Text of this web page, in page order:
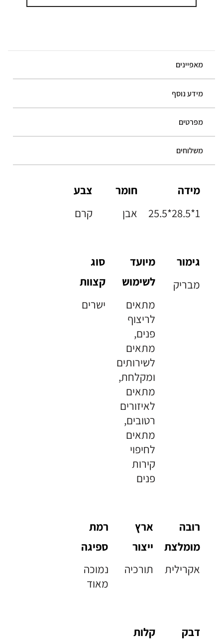
מאפיינים
מידע נוסף
מפרטים
משלוחים
מידה
25.5*28.5*1
חומר
אבן
צבע
קרם
גימור
מבריק
מיועד
לשימוש
מתאים
לריצוף
פנים,
מתאים
לשירותים
ומקלחת,
מתאים
לאיזורים
רטובים,
מתאים
לחיפוי
קירות
פנים
סוג
קצוות
ישרים
רובה
מומלצת
אקרילית
ארץ
ייצור
תורכיה
רמת
ספיגה
נמוכה
מאוד
דבק
קלות